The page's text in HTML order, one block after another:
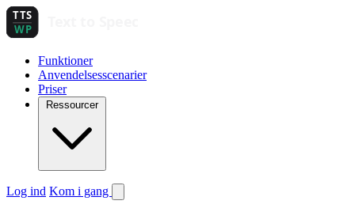
Funktioner
Anvendelsesscenarier
Priser
Ressourcer
Log ind Kom i gang